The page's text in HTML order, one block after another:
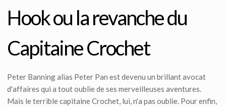
Hook ou la revanche du
Capitaine Crochet
Peter Banning alias Peter Pan est devenu un brillant avocat
d'affaires qui a tout oublie de ses merveilleuses aventures.
Mais le terrible capitaine Crochet, lui, n'a pas oublie. Pour enfin,